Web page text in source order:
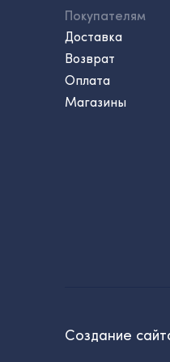
Покупателям
Доставка
Возврат
Оплата
Магазины
Создание